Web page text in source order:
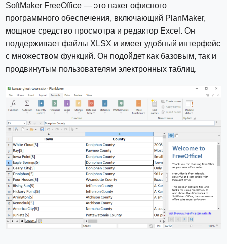
SoftMaker FreeOffice — это пакет офисного
программного обеспечения, включающий PlanMaker,
мощное средство просмотра и редактор Excel. Он
поддерживает файлы XLSX и имеет удобный интерфейс
с множеством функций. Он подойдет как базовым, так и
продвинутым пользователям электронных таблиц.